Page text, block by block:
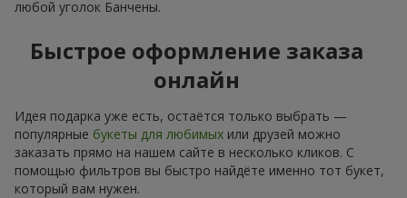
любой уголок Банчены.
Быстрое оформление заказа
онлайн
Идея подарка уже есть, остаётся только выбрать —
популярные букеты для любимых или друзей можно
заказать прямо на нашем сайте в несколько кликов. С
помощью фильтров вы быстро найдёте именно тот букет,
который вам нужен.